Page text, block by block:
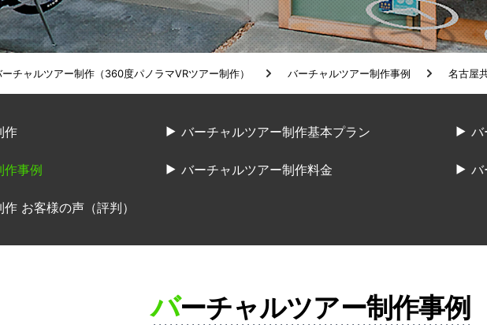
ーチャルツアー制作（360度パノラマVRツアー制作） バーチャルツアー制作事例 名古屋
作 バーチャルツアー制作基本プラン バ
作事例 バーチャルツアー制作料金 バ
お客様の声（評判）
バーチャルツアー制作事例